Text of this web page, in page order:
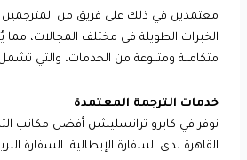
معتمدين في ذلك على فريق من
الخبرات الطويلة في مختلف المجالات، مما
متكاملة ومتنوعة من الخدمات، والتي
خدمات الترجمة المعتمدة
نوفر في كايرو ترانسليشن أفضل مكاتب
القاهرة لدى السفارة الإيطالية، السفارة